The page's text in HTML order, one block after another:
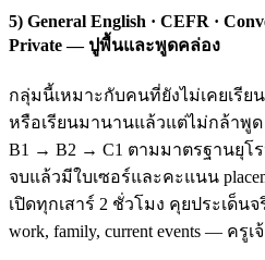
5) General English · CEFR ·
Private — ปูพื้นและพูดคล่อง
กลุ่มนี้เหมาะกับคนที่ยังไม่เคยเรีย
หรือเรียนมานานแล้วแต่ไม่กล้าพูด
B1 → B2 → C1 ตามมาตรฐานยุโร
จบแล้วมีใบเซอร์และคะแนน
เปิดทุกเสาร์ 2 ชั่วโมง คุยประเด็น
work, family, current events — ค